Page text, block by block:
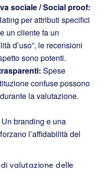
sociale / Social proof:
per attributi specifici
un cliente fa un
d’uso”, le recensioni
sono potenti.
Spese
confuse possono
la valutazione.
Un branding e una
l’affidabilità del
valutazione delle